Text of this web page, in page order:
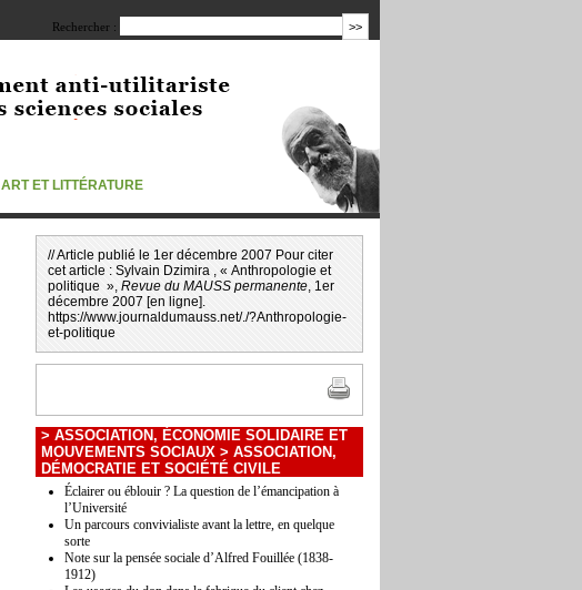
Rechercher :
ART ET LITTÉRATURE
// Article publié le 1er décembre 2007 Pour citer
cet article : Sylvain Dzimira , « Anthropologie et
politique », Revue du MAUSS permanente, 1er
décembre 2007 [en ligne].
https://www.journaldumauss.net/./?Anthropologie-
et-politique
> ASSOCIATION, ÉCONOMIE SOLIDAIRE ET
MOUVEMENTS SOCIAUX > ASSOCIATION,
DÉMOCRATIE ET SOCIÉTÉ CIVILE
Éclairer ou éblouir ? La question de l’émancipation à
l’Université
Un parcours convivialiste avant la lettre, en quelque
sorte
Note sur la pensée sociale d’Alfred Fouillée (1838-
1912)